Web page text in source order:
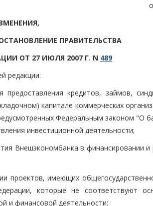
ПРАВИТЕЛЬСТВА
ОТ 27 ИЮЛЯ 2007 Г. N 489
редакции:
кредитов, займов,
капитале коммерческих
Федеральным законом "О
инвестиционной деятельности;
Внешэкономбанка в финансировании и
проектов, имеющих
которые не соответствуют
и финансовой деятельности;